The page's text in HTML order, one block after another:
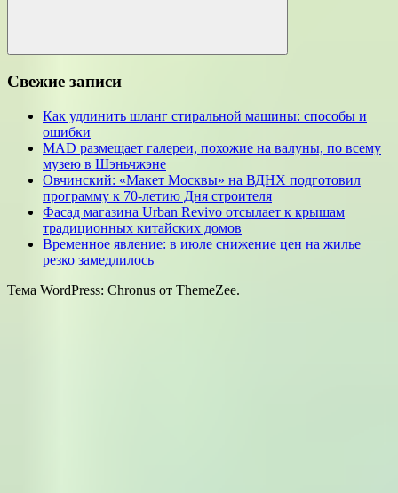
Поиск
Свежие записи
Как удлинить шланг стиральной машины: способы и
ошибки
MAD размещает галереи, похожие на валуны, по всему
музею в Шэньчжэне
Овчинский: «Макет Москвы» на ВДНХ подготовил
программу к 70-летию Дня строителя
Фасад магазина Urban Revivo отсылает к крышам
традиционных китайских домов
Временное явление: в июле снижение цен на жилье
резко замедлилось
Тема WordPress: Chronus от ThemeZee.